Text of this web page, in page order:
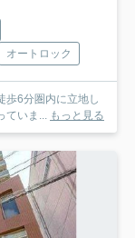
オートロック
歩6分圏内に立地し
ていま... もっと見る